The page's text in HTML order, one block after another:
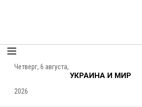
Четверг, 6 августа,
2026
УКРАИНА И МИР